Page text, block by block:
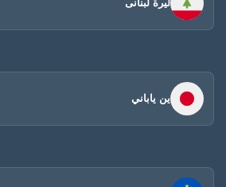
ليرة لبنانى
ين ياباني